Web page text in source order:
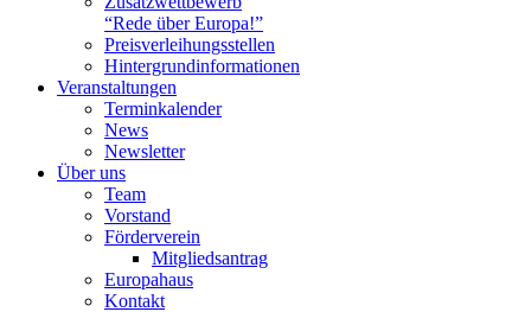
“Rede über Europa!”
Preisverleihungsstellen
Hintergrundinformationen
Veranstaltungen
Terminkalender
News
Newsletter
Über uns
Team
Vorstand
Förderverein
Mitgliedsantrag
Europahaus
Kontakt